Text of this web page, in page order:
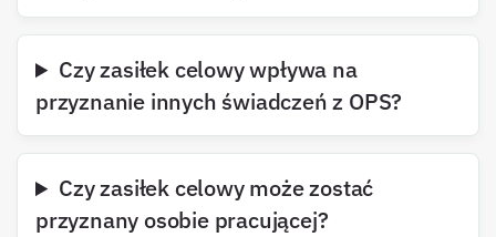
Czy zasiłek celowy wpływa na
przyznanie innych świadczeń z OPS?
Czy zasiłek celowy może zostać
przyznany osobie pracującej?